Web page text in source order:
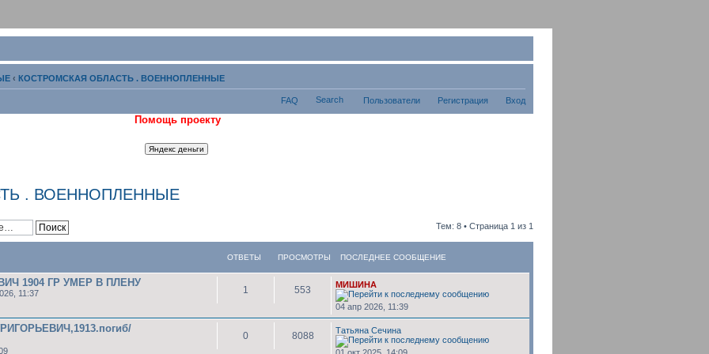
‹ КОСТРОМСКАЯ ОБЛАСТЬ . ВОЕННОПЛЕННЫЕ
FAQ Search Пользователи Регистрация Вход
Помощь проекту
. ВОЕННОПЛЕННЫЕ
Тем: 8 • Страница 1 из 1
ОТВЕТЫ ПРОСМОТРЫ ПОСЛЕДНЕЕ СООБЩЕНИЕ
1904 ГР УМЕР В ПЛЕНУ
11:37 1 553 МИШИНА
04 апр 2026, 11:39
0 8088 Татьяна Сечина
01 окт 2025, 14:09